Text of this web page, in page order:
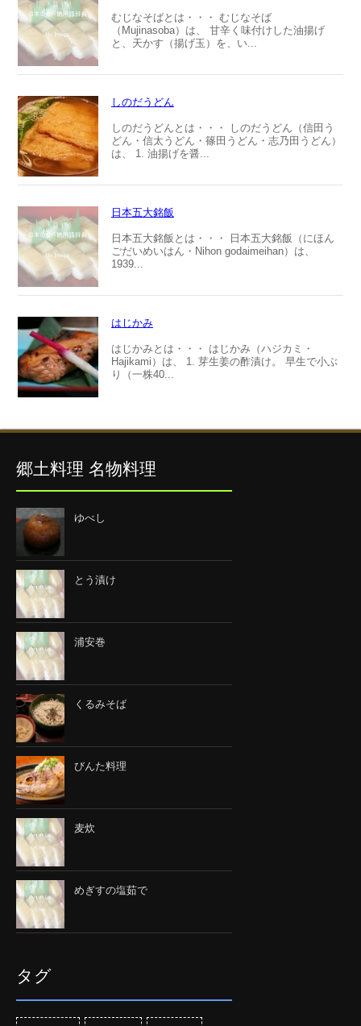
むじなそばとは・・・ むじなそば
（Mujinasoba）は、 甘辛く味付けした油揚げ
と、天かす（揚げ玉）を、い...
しのだうどん
しのだうどんとは・・・ しのだうどん（信田う
どん・信太うどん・篠田うどん・志乃田うどん）
は、 1. 油揚げを醤...
日本五大銘飯
日本五大銘飯とは・・・ 日本五大銘飯（にほん
ごだいめいはん・Nihon godaimeihan）は、
1939...
はじかみ
はじかみとは・・・ はじかみ（ハジカミ・
Hajikami）は、 1. 芽生姜の酢漬け。 早生で小ぶ
り（一株40...
郷土料理 名物料理
ゆべし
とう漬け
浦安巻
くるみそば
びんた料理
麦炊
めぎすの塩茹で
タグ